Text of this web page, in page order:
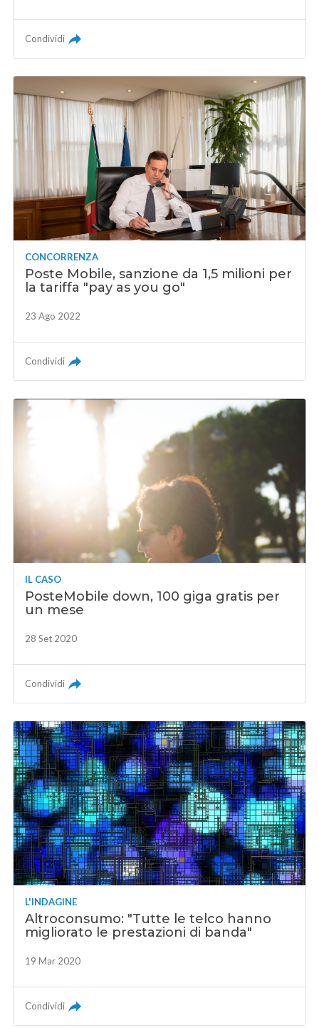
Condividi
CONCORRENZA
Poste Mobile, sanzione da 1,5 milioni per
la tariffa "pay as you go"
23 Ago 2022
Condividi
IL CASO
PosteMobile down, 100 giga gratis per
un mese
28 Set 2020
Condividi
L'INDAGINE
Altroconsumo: "Tutte le telco hanno
migliorato le prestazioni di banda"
19 Mar 2020
Condividi